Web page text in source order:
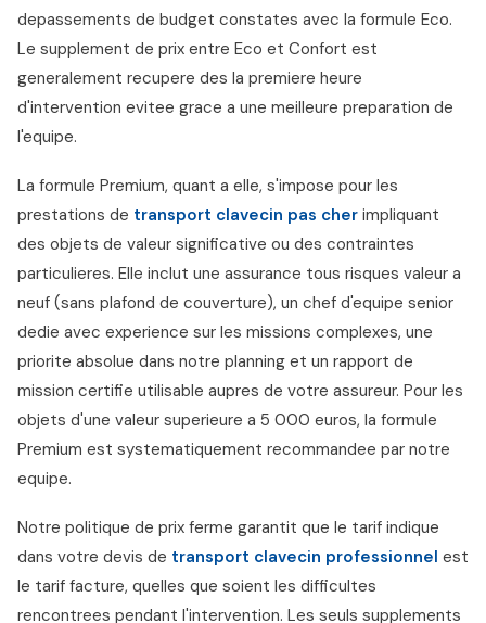
depassements de budget constates avec la formule Eco.
Le supplement de prix entre Eco et Confort est
generalement recupere des la premiere heure
d'intervention evitee grace a une meilleure preparation de
l'equipe.
La formule Premium, quant a elle, s'impose pour les
prestations de transport clavecin pas cher impliquant
des objets de valeur significative ou des contraintes
particulieres. Elle inclut une assurance tous risques valeur a
neuf (sans plafond de couverture), un chef d'equipe senior
dedie avec experience sur les missions complexes, une
priorite absolue dans notre planning et un rapport de
mission certifie utilisable aupres de votre assureur. Pour les
objets d'une valeur superieure a 5 000 euros, la formule
Premium est systematiquement recommandee par notre
equipe.
Notre politique de prix ferme garantit que le tarif indique
dans votre devis de transport clavecin professionnel est
le tarif facture, quelles que soient les difficultes
rencontrees pendant l'intervention. Les seuls supplements